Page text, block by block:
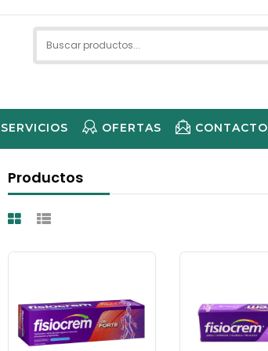
SERVICIOS OFERTAS CONTACTO
Productos